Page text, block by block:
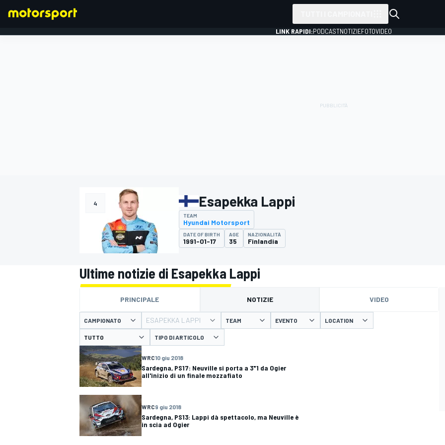
MOTOGP WEC
WRC
LINK RAPIDI:PODCASTNOTIZIEFOTOVIDEO
4 Esapekka Lappi
TEAM
Hyundai Motorsport
DATE OF BIRTH
1991-01-17
AGE
35
NAZIONALITÀ
Finlandia
Ultime notizie di Esapekka Lappi
PRINCIPALE NOTIZIE VIDEO
CAMPIONATO ESAPEKKA LAPPI TEAM EVENTO LOCATION
TIPO DI ARTICOLO
WRC10 giu 2018
Sardegna, PS17: Neuville si porta a 3"1 da Ogier
all'inizio di un finale mozzafiato
WRC9 giu 2018
Sardegna, PS13: Lappi dà spettacolo, ma Neuville è
in scia ad Ogier